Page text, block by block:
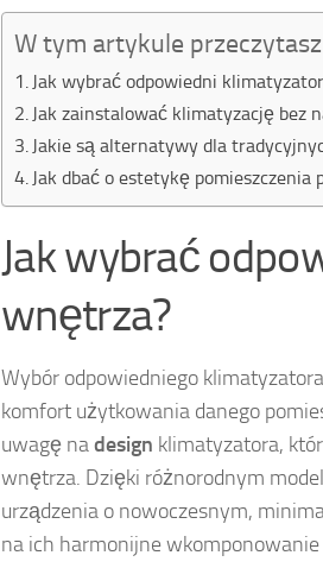
W tym artykule przeczytasz
Jak wybrać odpowiedni
Jak zainstalować klimatyzację bez
Jakie są alternatywy dla
Jak dbać o estetykę
Jak wybrać
wnętrza?
Wybór odpowiedniego
komfort użytkowania danego
uwagę nadesign klimatyzatora,
wnętrza. Dzięki różnorodnym
urządzenia o nowoczesnym,
na ich harmonijne